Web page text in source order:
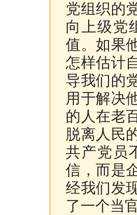
党组织的
向上级党
值。如果
怎样估计
导我们的
用于解决
的人在老
脱离人民
共产党员
信，而是
经我们发
了一个当